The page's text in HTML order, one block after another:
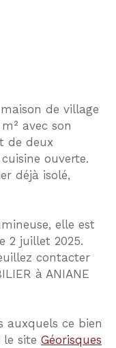
de village
avec son
de deux
ouverte.
déjà isolé,
elle est
2 juillet 2025.
contacter
à ANIANE
auxquels ce bien
le site Géorisques